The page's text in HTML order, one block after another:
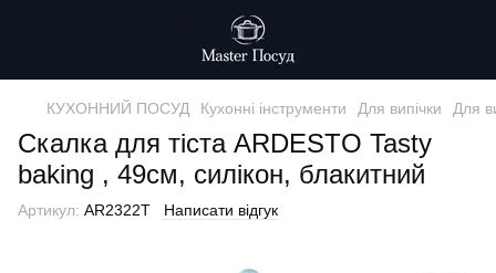
КУХОННИЙ ПОСУД Кухоннi iнструменти Для випічки Для
Скалка для тіста ARDESTO Tasty
baking , 49см, силікон, блакитний
Артикул: AR2322T Написати відгук